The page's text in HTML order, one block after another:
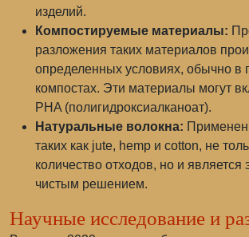
изделий.
Компостируемые материалы:
разложения таких материалов
определенных условиях, обычно
компостах. Эти материалы могут
PHA (полигидроксиалканоат).
Натуральные волокна:
таких как jute, hemp и cotton, не
количество отходов, но и является
чистым решением.
Научные исследование и